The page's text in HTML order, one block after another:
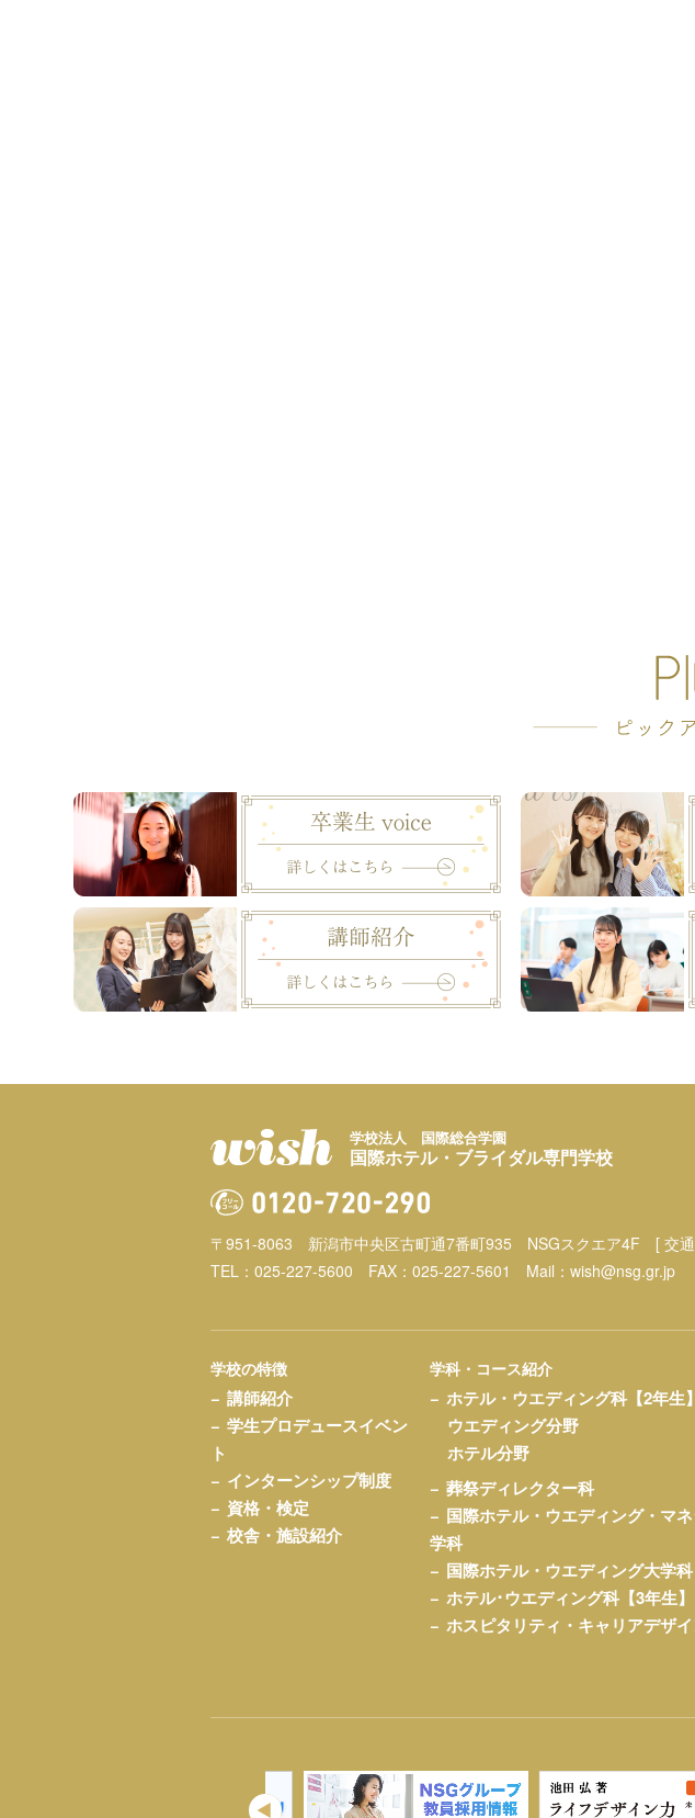
学校法人 国際総合学園
国際ホテル・ブライダル専門学校
〒951-8063 新潟市中央区古町通7番町935 NSGスクエア4F
[ 交
TEL：025-227-5600
FAX：025-227-5601 Mail： wish@nsg.gr.jp
学校の特徴
講師紹介
学生プロデュースイベン
ト
インターンシップ制度
資格・検定
校舎・施設紹介
学科・コース紹介
ホテル・ウエディング科【2年生】
ウエディング分野
ホテル分野
葬祭ディレクター科
国際ホテル・ウエディング・マ
学科
国際ホテル・ウエディング大学科
ホテル･ウエディング科【3年生】
ホスピタリティ・キャリアデザ